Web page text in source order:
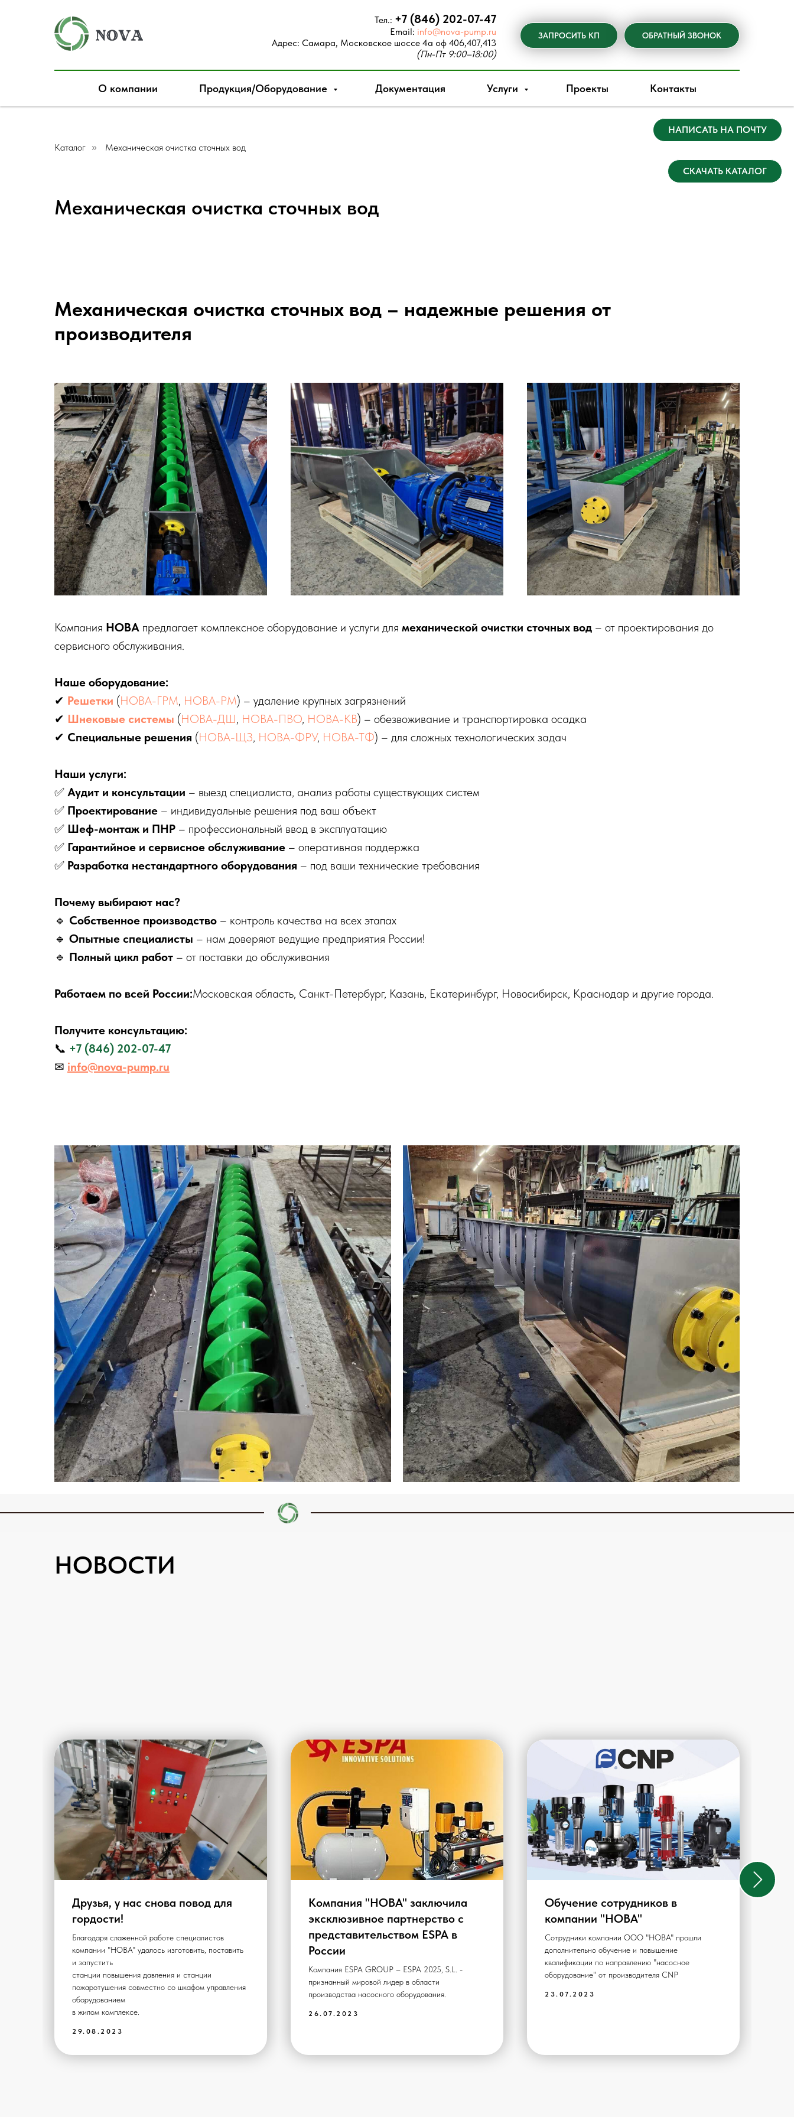
Тел.: +7 (846) 202-07-47
Email: info@nova-pump.ru
Адрес: Самара, Московское шоссе 4а оф 406,407,413
(Пн-Пт 9:00–18:00)
ЗАПРОСИТЬ КП ОБРАТНЫЙ ЗВОНОК
О компании Продукция/Оборудование Документация Услуги Проекты Контакты
НАПИСАТЬ НА ПОЧТУ
СКАЧАТЬ КАТАЛОГ
Каталог » Механическая очистка сточных вод
Механическая очистка сточных вод
Механическая очистка сточных вод – надежные решения от
производителя
Компания НОВА предлагает комплексное оборудование и услуги для механической очистки сточных вод – от проектирования до
сервисного обслуживания.
Наше оборудование:
✔ Решетки (НОВА-ГРМ, НОВА-РМ) – удаление крупных загрязнений
✔ Шнековые системы (НОВА-ДШ, НОВА-ПВО, НОВА-КВ) – обезвоживание и транспортировка осадка
✔ Специальные решения (НОВА-ЩЗ, НОВА-ФРУ, НОВА-ТФ) – для сложных технологических задач
Наши услуги:
✅ Аудит и консультации – выезд специалиста, анализ работы существующих систем
✅ Проектирование – индивидуальные решения под ваш объект
✅ Шеф-монтаж и ПНР – профессиональный ввод в эксплуатацию
✅ Гарантийное и сервисное обслуживание – оперативная поддержка
✅ Разработка нестандартного оборудования – под ваши технические требования
Почему выбирают нас?
🔹 Собственное производство – контроль качества на всех этапах
🔹 Опытные специалисты – нам доверяют ведущие предприятия России!
🔹 Полный цикл работ – от поставки до обслуживания
Работаем по всей России:Московская область, Санкт-Петербург, Казань, Екатеринбург, Новосибирск, Краснодар и другие города.
Получите консультацию:
📞 +7 (846) 202-07-47
✉ info@nova-pump.ru
НОВОСТИ
Друзья, у нас снова повод для
гордости!
Благодаря слаженной работе специалистов
компании "НОВА" удалось изготовить, поставить
и запустить
станции повышения давления и станции
пожаротушения совместно со шкафом управления
оборудованием
в жилом комплексе.
29.08.2023
Компания "НОВА" заключила
эксклюзивное партнерство с
представительством ESPA в
России
Компания ESPA GROUP – ESPA 2025, S.L. -
признанный мировой лидер в области
производства насосного оборудования.
26.07.2023
Обучение сотрудников в
компании "НОВА"
Сотрудники компании ООО "НОВА" прошли
дополнительно обучение и повышение
квалификации по направлению "насосное
оборудование" от производителя CNP
23.07.2023